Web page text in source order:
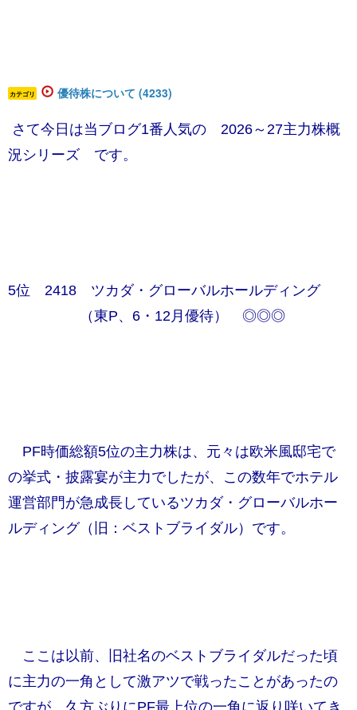
カテゴリ 優待株について (4233)
さて今日は当ブログ1番人気の 2026～27主力株概
況シリーズ です。
5位 2418 ツカダ・グローバルホールディング
（東P、6・12月優待） ◎◎◎
PF時価総額5位の主力株は、元々は欧米風邸宅で
の挙式・披露宴が主力でしたが、この数年でホテル
運営部門が急成長しているツカダ・グローバルホー
ルディング（旧：ベストブライダル）です。
ここは以前、旧社名のベストブライダルだった頃
に主力の一角として激アツで戦ったことがあったの
ですが、久方ぶりにPF最上位の一角に返り咲いてき